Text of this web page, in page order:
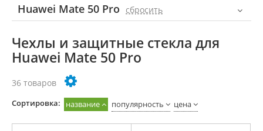
Huawei Mate 50 Pro
cбросить
Чехлы и защитные стекла для
Huawei Mate 50 Pro
36 товаров
Cортировка: название популярность цена